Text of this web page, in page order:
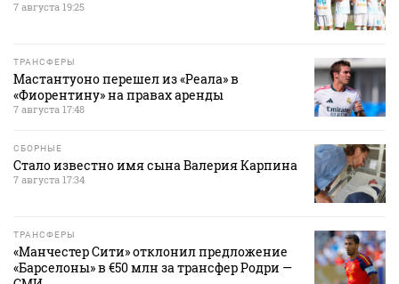
7 августа 19:25
ТРАНСФЕРЫ
Мастантуоно перешел из «Реала» в
«Фиорентину» на правах аренды
7 августа 17:48
СБОРНЫЕ
Стало известно имя сына Валерия Карпина
7 августа 17:34
ТРАНСФЕРЫ
«Манчестер Сити» отклонил предложение
«Барселоны» в €50 млн за трансфер Родри —